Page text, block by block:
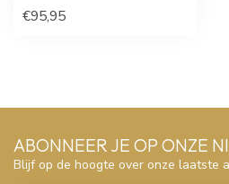
€95,95
ABONNEER JE OP ONZE
Blijf op de hoogte over onze laatste